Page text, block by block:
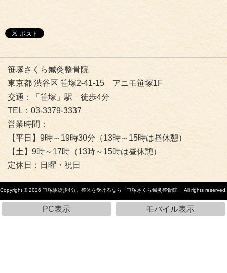
笹塚さくら鍼灸整骨院
東京都 渋谷区 笹塚2-41-15 アニモ笹塚1F
交通：「笹塚」駅 徒歩4分
TEL：03-3379-3337
営業時間：
【平日】9時～19時30分（13時～15時は昼休憩）
【土】9時～17時（13時～15時は昼休憩）
定休日：日曜・祝日
Copyright © 2026 笹塚駅徒歩4分。整体を受けるなら「笹塚さくら鍼灸整骨院」 All rights reserved.
PC表示 モバイル表示